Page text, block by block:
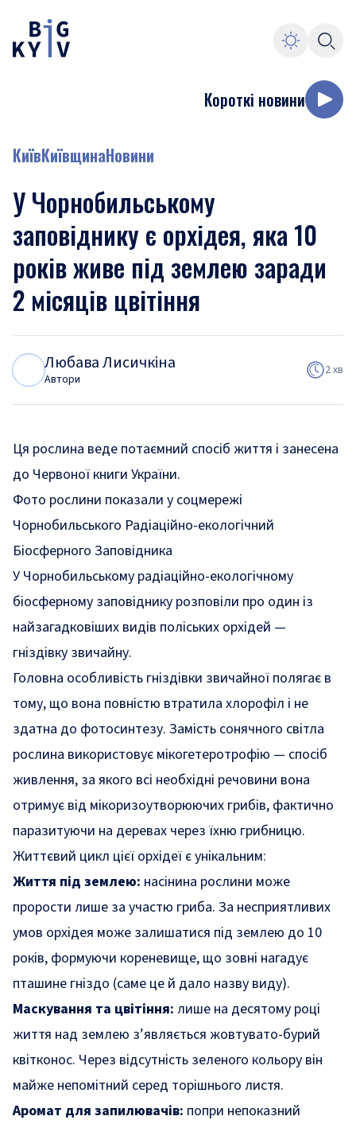
Короткі новини
КиївКиївщинаНовини
У Чорнобильському
заповіднику є орхідея, яка 10
років живе під землею заради
2 місяців цвітіння
Любава Лисичкіна
Автори
2 хв
Ця рослина веде потаємний спосіб життя і занесена
до Червоної книги України.
Фото рослини показали у соцмережі
Чорнобильського Радіаційно-екологічний
Біосферного Заповідника
У Чорнобильському радіаційно-екологічному
біосферному заповіднику розповіли про один із
найзагадковіших видів поліських орхідей —
гніздівку звичайну.
Головна особливість гніздівки звичайної полягає в
тому, що вона повністю втратила хлорофіл і не
здатна до фотосинтезу. Замість сонячного світла
рослина використовує мікогетеротрофію — спосіб
живлення, за якого всі необхідні речовини вона
отримує від мікоризоутворюючих грибів, фактично
паразитуючи на деревах через їхню грибницю.
Життєвий цикл цієї орхідеї є унікальним:
Життя під землею: насінина рослини може
прорости лише за участю гриба. За несприятливих
умов орхідея може залишатися під землею до 10
років, формуючи кореневище, що зовні нагадує
пташине гніздо (саме це й дало назву виду).
Маскування та цвітіння: лише на десятому році
життя над землею з’являється жовтувато-бурий
квітконос. Через відсутність зеленого кольору він
майже непомітний серед торішнього листя.
Аромат для запилювачів: попри непоказний